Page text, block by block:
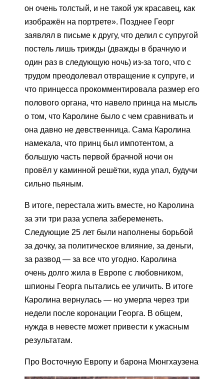
он очень толстый, и не такой уж красавец, как
изображён на портрете». Позднее Георг
заявлял в письме к другу, что делил с супругой
постель лишь трижды (дважды в брачную и
один раз в следующую ночь) из-за того, что с
трудом преодолевал отвращение к супруге, и
что принцесса прокомментировала размер его
полового органа, что навело принца на мысль
о том, что Каролине было с чем сравнивать и
она давно не девственница. Сама Каролина
намекала, что принц был импотентом, а
большую часть первой брачной ночи он
провёл у каминной решётки, куда упал, будучи
сильно пьяным.
В итоге, перестала жить вместе, но Каролина
за эти три раза успела забеременеть.
Следующие 25 лет были наполнены борьбой
за дочку, за политическое влияние, за деньги,
за развод — за все что угодно. Каролина
очень долго жила в Европе с любовником,
шпионы Георга пытались ее уличить. В итоге
Каролина вернулась — но умерла через три
недели после коронации Георга. В общем,
нужда в невесте может привести к ужасным
результатам.
Про Восточную Европу и барона Мюнгхаузена